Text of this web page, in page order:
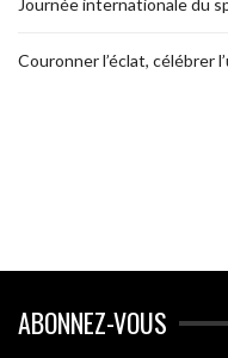
Journée internationale du
Couronner l’éclat, célébrer
ABONNEZ-VOUS